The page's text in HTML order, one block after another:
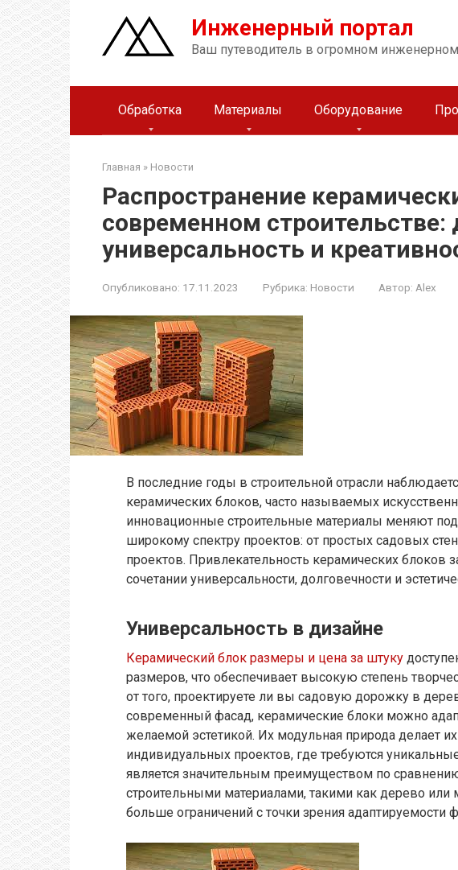
Перейти
к
контенту
Инженерный портал
Ваш путеводитель в огромном
Обработка Материалы Оборудование
Главная » Новости
Распространение
современном строительстве:
универсальность и
Опубликовано: 17.11.2023 Рубрика: Новости Автор: Alex
В последние годы в строительной отрасли
керамических блоков, часто называемых
инновационные строительные материалы меняют
широкому спектру проектов: от простых садовых
проектов. Привлекательность керамических блоков
сочетании универсальности, долговечности и
Универсальность в дизайне
Керамический блок размеры и цена за штуку
размеров, что обеспечивает высокую степень
от того, проектируете ли вы садовую дорожку в
современный фасад, керамические блоки можно
желаемой эстетикой. Их модульная природа делает
индивидуальных проектов, где требуются
является значительным преимуществом по
строительными материалами, такими как дерево или
больше ограничений с точки зрения адаптируемости